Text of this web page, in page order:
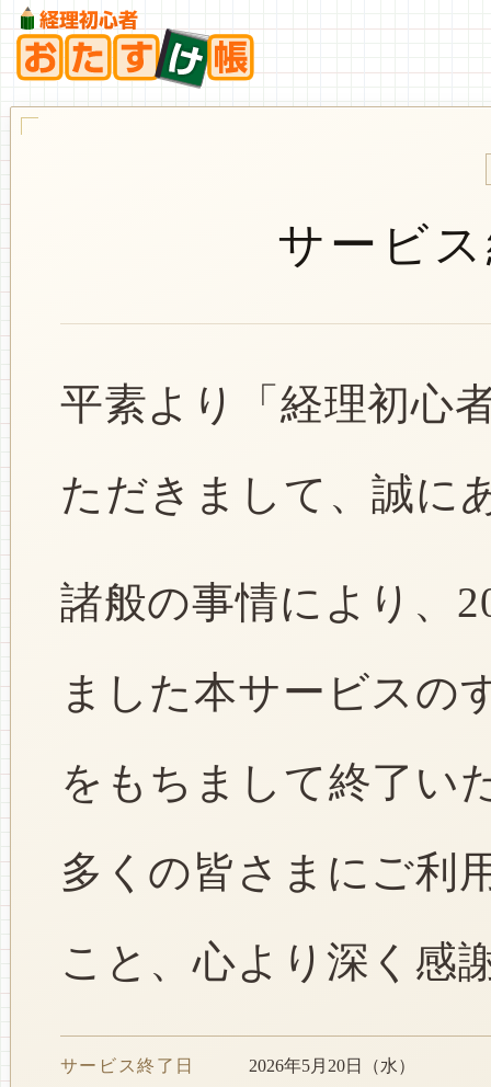
サービ
平素より「経理初心
ただきまして、誠に
諸般の事情により、
ました本サービスの
をもちまして終了い
多くの皆さまにご利
こと、心より深く感
サービス終了日 2026年5月20日（水）